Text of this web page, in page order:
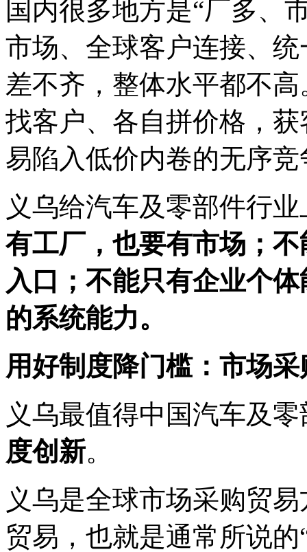
国内很多地方是“厂多、
市场、全球客户连接、
差不齐，整体水平都不
找客户、各自拼价格，
易陷入低价内卷的无序竞
义乌给汽车及零部件行
有工厂，也要有市场；
入口；不能只有企业个
的系统能力。
用好制度降门槛：市场
义乌最值得中国汽车及
度创新。
义乌是全球市场采购贸
贸易，也就是通常所说的